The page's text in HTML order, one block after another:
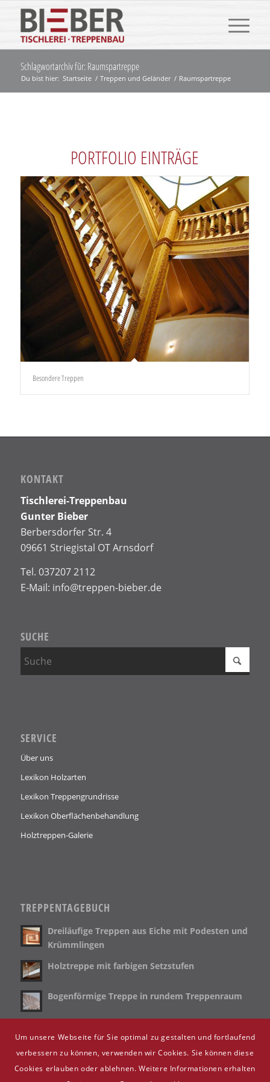
Schlagwortarchiv für: Raumspartreppe
Du bist hier: Startseite / Treppen und Geländer / Raumspartreppe
PORTFOLIO EINTRÄGE
Besondere Treppen
KONTAKT
Tischlerei-Treppenbau
Gunter Bieber
Berbersdorfer Str. 4
09661 Striegistal OT Arnsdorf
Tel. 037207 2112
E-Mail: info@treppen-bieber.de
SUCHE
SERVICE
Über uns
Lexikon Holzarten
Lexikon Treppengrundrisse
Lexikon Oberflächenbehandlung
Holztreppen-Galerie
TREPPENTAGEBUCH
Dreiläufige Treppen aus Eiche mit Podesten und
Krümmlingen
Holztreppe mit farbigen Setzstufen
Bogenförmige Treppe in rundem Treppenraum
Um unsere Webseite für Sie optimal zu gestalten und fortlaufend
verbessern zu können, verwenden wir Cookies. Sie können diese
Cookies erlauben oder ablehnen. Weitere Informationen erhalten